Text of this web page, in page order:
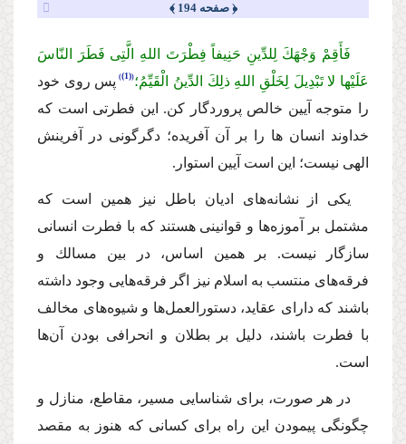
﴿ صفحه 194 ﴾
فَأَقِمْ وَجْهَكَ لِلدِّینِ حَنِیفاً فِطْرَتَ اللهِ الَّتِی فَطَرَ النّاسَ
عَلَیْها لا تَبْدِیلَ لِخَلْقِ اللهِ ذلِكَ الدِّینُ الْقَیِّمُ؛ (1)
پس روى خود
را متوجه آیین خالص پروردگار كن. این فطرتى است كه
خداوند انسان ها را بر آن آفریده؛ دگرگونى در آفرینش
الهى نیست؛ این است آیین استوار.
یكى از نشانه‌هاى ادیان باطل نیز همین است كه
مشتمل بر آموزه‌ها و قوانینى هستند كه با فطرت انسانى
سازگار نیست. بر همین اساس، در بین مسالك و
فرقه‌هاى منتسب به اسلام نیز اگر فرقه‌هایى وجود داشته
باشند كه داراى عقاید، دستورالعمل‌ها و شیوه‌هاى مخالف
با فطرت باشند، دلیل بر بطلان و انحرافى بودن آن‌ها
است.
در هر صورت، براى شناسایى مسیر، مقاطع، منازل و
چگونگى پیمودن این راه براى كسانى كه هنوز به مقصد